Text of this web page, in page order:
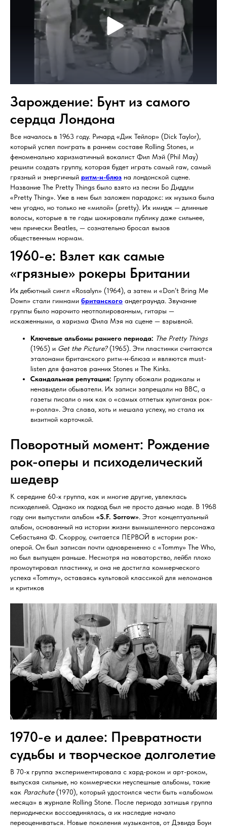
Зарождение: Бунт из самого
сердца Лондона
Все началось в 1963 году. Ричард «Дик Тейлор» (Dick Taylor),
который успел поиграть в раннем составе Rolling Stones, и
феноменально харизматичный вокалист Фил Мэй (Phil May)
решили создать группу, которая будет играть самый raw, самый
грязный и энергичный ритм-н-блюз на лондонской сцене.
Название The Pretty Things было взято из песни Бо Диддли
«Pretty Thing». Уже в нем был заложен парадокс: их музыка была
чем угодно, но только не «милой» (pretty). Их имидж — длинные
волосы, которые в те годы шокировали публику даже сильнее,
чем прически Beatles, — сознательно бросал вызов
общественным нормам.
1960-е: Взлет как самые
«грязные» рокеры Британии
Их дебютный сингл «Rosalyn» (1964), а затем и «Don’t Bring Me
Down» стали гимнами британского андеграунда. Звучание
группы было нарочито неотполированным, гитары —
искаженными, а харизма Фила Мэя на сцене — взрывной.
Ключевые альбомы раннего периода: The Pretty Things
(1965) и Get the Picture?(1965). Эти пластинки считаются
эталонами британского ритм-н-блюза и являются must-
listen для фанатов ранних Stones и The Kinks.
Скандальная репутация: Группу обожали радикалы и
ненавидели обыватели. Их записи запрещали на BBC, а
газеты писали о них как о «самых отпетых хулиганах рок-
н-ролла». Эта слава, хоть и мешала успеху, но стала их
визитной карточкой.
Поворотный момент: Рождение
рок-оперы и психоделический
шедевр
К середине 60-х группа, как и многие другие, увлеклась
психоделией. Однако их подход был не просто данью моде. В 1968
году они выпустили альбом «S.F. Sorrow». Этот концептуальный
альбом, основанный на истории жизни вымышленного персонажа
Себастьяна Ф. Скорроу, считается ПЕРВОЙ в истории рок-
оперой. Он был записан почти одновременно с «Tommy» The Who,
но был выпущен раньше. Несмотря на новаторство, лейбл плохо
промоутировал пластинку, и она не достигла коммерческого
успеха «Tommy», оставаясь культовой классикой для меломанов
и критиков
1970-е и далее: Превратности
судьбы и творческое долголетие
В 70-х группа экспериментировала с хард-роком и арт-роком,
выпуская сильные, но коммерчески неуспешные альбомы, такие
как Parachute(1970), который удостоился чести быть «альбомом
месяца» в журнале Rolling Stone. После периода затишья группа
периодически воссоединялась, а их наследие начало
переоцениваться. Новые поколения музыкантов, от Дэвида Боуи